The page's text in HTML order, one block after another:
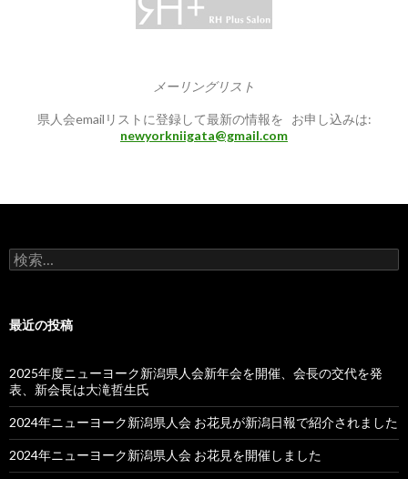
メーリングリスト
県人会emailリストに登録して最新の情報を お申し込みは:
newyorkniigata@gmail.com
検
索:
最近の投稿
2025年度ニューヨーク新潟県人会新年会を開催、会長の交代を発
表、新会長は大滝哲生氏
2024年ニューヨーク新潟県人会 お花見が新潟日報で紹介されました
2024年ニューヨーク新潟県人会 お花見を開催しました